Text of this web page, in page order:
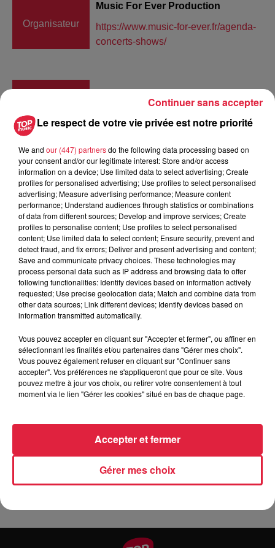
Organisateur
Music For Ever Production
https://www.music-for-ever.fr/agenda-
concerts-shows/
Si on la connaissait jusque-là en maman godiche
débordée, Laurie Peret quitte le personnage pour se
présenter en tant que femme, seule, quarantenaire.
De son inaptitude à tenir une maison seule, en passant par
ses addictions contre lesquelles elle lutte une semaine sur
deux, son amour pour les mecs dangereux ou l'histoire
complexe de sa naissance, elle vous dépeint son quotidien
comme "un enchaînement de catastrophes divertissantes
dont elle est l'unique responsable".
Mais bien qu'elle soit "son pire danger", elle va bien. Elle va
bien parce qu'elle a enfin rencontré quelqu'un : elle.
Un 2ème show efficace, bien plus stand-up que le 1er mais
toujours aussi musical. On y retrouve ses chansons derrière
un petit piano, sa marque de fabrique, même si cette fois il
ne s'agit plus d'un jouet mais d'un véritable instrument aux
couleurs retro funk.
Pour elle le rdv est pris, À bientôt quelque part.
âge minimum : 12 ans
Le respect de votre vie privée est notre priorité
We and our (447) partnersdo the following data processing based on
your consent and/or our legitimate interest: Store and/or access
information on a device; Use limited data to select advertising; Create
profiles for personalised advertising; Use profiles to select personalised
advertising; Measure advertising performance; Measure content
performance; Understand audiences through statistics or combinations
of data from different sources; Develop and improve services; Create
profiles to personalise content; Use profiles to select personalised
content; Use limited data to select content; Ensure security, prevent and
detect fraud, and fix errors; Deliver and present advertising and content;
Save and communicate privacy choices. These technologies may
process personal data such as IP address and browsing data to offer
following functionalities: Identify devices based on information actively
requested; Use precise geolocation data; Match and combine data from
other data sources; Link different devices; Identify devices based on
information transmitted automatically.
Vous pouvez accepter en cliquant sur "Accepter et fermer", ou affiner en
sélectionnant les finalités et/ou partenaires dans "Gérer mes choix".
Vous pouvez également refuser en cliquant sur "Continuer sans
accepter". Vos préférences ne s'appliqueront que pour ce site. Vous
pouvez mettre à jour vos choix, ou retirer votre consentement à tout
moment via le lien "Gérer les cookies" situé en bas de chaque page.
Gérer mes choix
Accepter et fermer
Continuer sans accepter